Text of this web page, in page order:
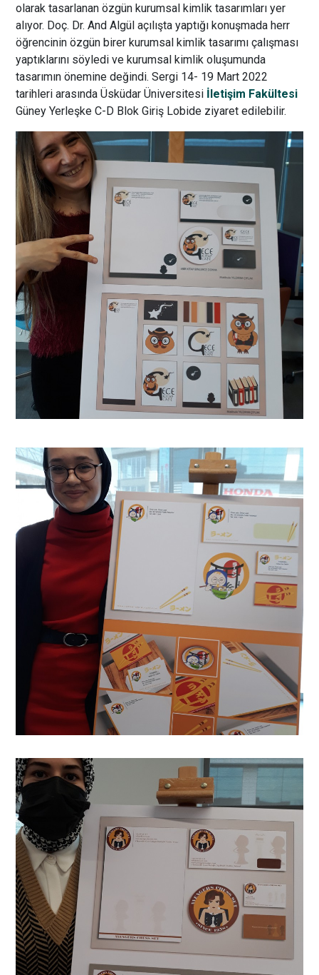
olarak tasarlanan özgün kurumsal kimlik tasarımları yer
alıyor. Doç. Dr. And Algül açılışta yaptığı konuşmada herr
öğrencinin özgün birer kurumsal kimlik tasarımı çalışması
yaptıklarını söyledi ve kurumsal kimlik oluşumunda
tasarımın önemine değindi. Sergi 14- 19 Mart 2022
tarihleri arasında Üsküdar Üniversitesi İletişim Fakültesi
Güney Yerleşke C-D Blok Giriş Lobide ziyaret edilebilir.